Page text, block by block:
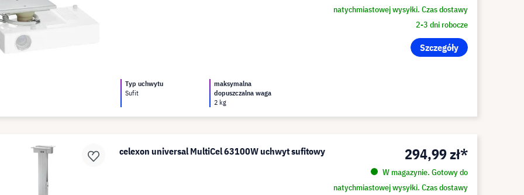
natychmiastowej wysyłki. Czas dostawy
2-3 dni robocze
Szczegóły
Typ uchwytu
Sufit
maksymalna
dopuszczalna waga
2 kg
celexon universal MultiCel 63100W uchwyt sufitowy 294,99 zł*
W magazynie. Gotowy do
natychmiastowej wysyłki. Czas dostawy